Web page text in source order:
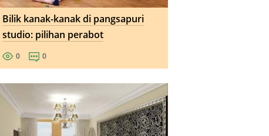
Bilik kanak-kanak di pangsapuri
studio: pilihan perabot
0 0